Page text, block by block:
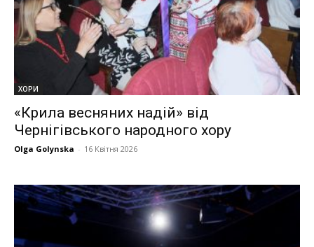
ХОРИ
«Крила весняних надій» від
Чернігівського народного хору
Olga Golynska - 16 Квітня 2026